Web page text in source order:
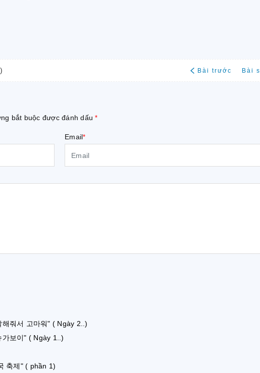
Bài trước Bài
bắt buộc được đánh dấu*
Email*
줘서 고마워" ( Ngày 2..)
보이" ( Ngày 1..)
축제" ( phần 1)